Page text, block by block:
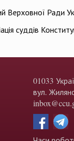
Верховної Ради
суддів
01033
вул.